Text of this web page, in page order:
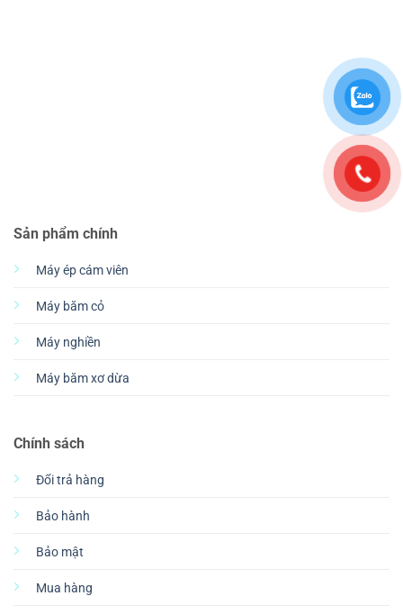
Sản phẩm chính
Máy ép cám viên
Máy băm cỏ
Máy nghiền
Máy băm xơ dừa
Chính sách
Đổi trả hàng
Bảo hành
Bảo mật
Mua hàng